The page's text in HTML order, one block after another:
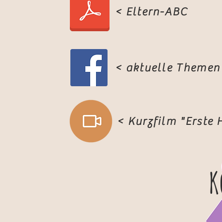
< Eltern-ABC
< aktuelle Themen
< Kurzfilm "Erste